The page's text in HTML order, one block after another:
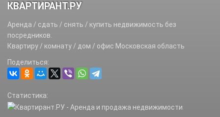
КВАРТИРАНТ.РУ
Аренда / сдать / снять / купить недвижимость без
посредников.
Квартиру / комнату / дом / офис Московская область
Поделиться:
Статистика: